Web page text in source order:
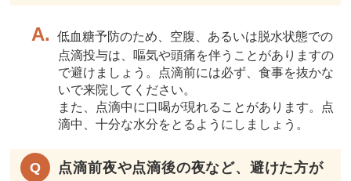
低血糖予防のため、空腹、あるいは脱水状態での
点滴投与は、嘔気や頭痛を伴うことがありますの
で避けましょう。点滴前には必ず、食事を抜かな
いで来院してください。
また、点滴中に口喝が現れることがあります。点
滴中、十分な水分をとるようにしましょう。
点滴前夜や点滴後の夜など、避けた方が